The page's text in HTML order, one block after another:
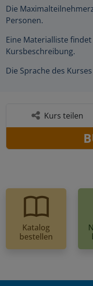
Die
Personen.
Eine Materialliste
Kursbeschreibung.
Die Sprache des
Kurs teilen
Katalog
bestellen